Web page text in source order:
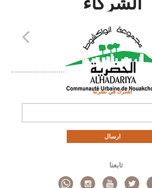
اشترك في نشرتنا
ارسال
تابعنا